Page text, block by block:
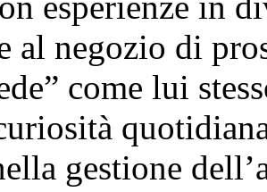
al negozio di
come lui
gestione